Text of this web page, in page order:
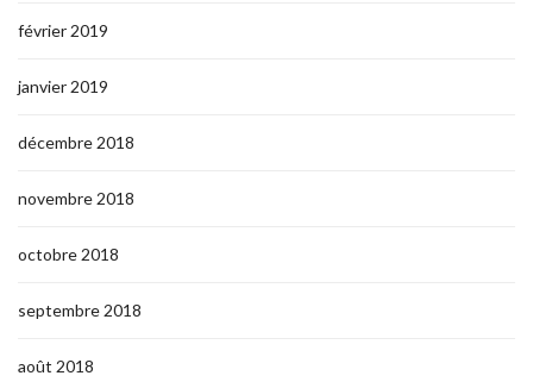
février 2019
janvier 2019
décembre 2018
novembre 2018
octobre 2018
septembre 2018
août 2018